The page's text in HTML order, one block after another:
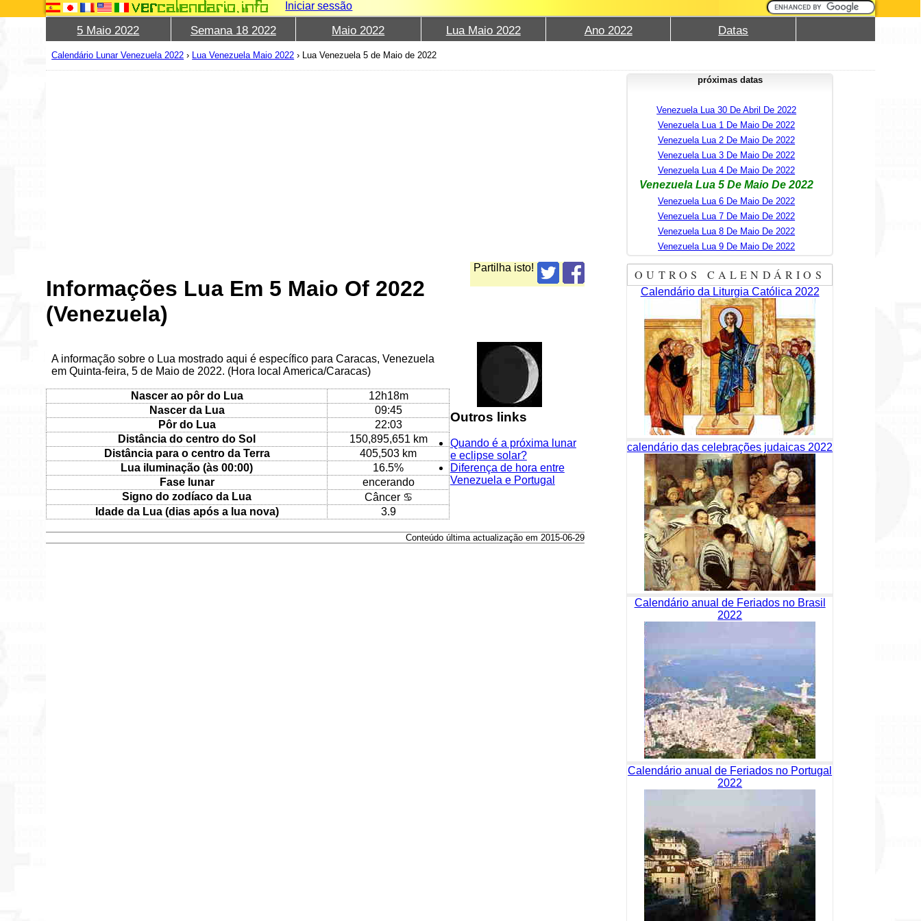
Iniciar sessão
5 Maio 2022 Semana 18 2022 Maio 2022 Lua Maio 2022 Ano 2022 Datas
Calendário Lunar Venezuela 2022 › Lua Venezuela Maio 2022 › Lua Venezuela 5 de Maio de 2022
Partilha isto!
Informações Lua Em 5 Maio Of 2022
(Venezuela)
A informação sobre o Lua mostrado aqui é específico para Caracas, Venezuela
em Quinta-feira, 5 de Maio de 2022. (Hora local America/Caracas)
Nascer ao pôr do Lua
12h18m
Nascer da Lua
09:45
Pôr do Lua
22:03
Distância do centro do Sol
150,895,651 km
Distância para o centro da Terra
405,503 km
Lua iluminação (às 00:00)
16.5%
Fase lunar
encerando
Signo do zodíaco da Lua
Câncer ♋
Idade da Lua (dias após a lua nova)
3.9
Outros links
Quando é a próxima lunar
e eclipse solar?
Diferença de hora entre
Venezuela e Portugal
Conteúdo última actualização em 2015-06-29
próximas datas
Venezuela Lua 30 De Abril De 2022
Venezuela Lua 1 De Maio De 2022
Venezuela Lua 2 De Maio De 2022
Venezuela Lua 3 De Maio De 2022
Venezuela Lua 4 De Maio De 2022
Venezuela Lua 5 De Maio De 2022
Venezuela Lua 6 De Maio De 2022
Venezuela Lua 7 De Maio De 2022
Venezuela Lua 8 De Maio De 2022
Venezuela Lua 9 De Maio De 2022
OUTROS CALENDÁRIOS
Calendário da Liturgia Católica 2022
calendário das celebrações judaicas 2022
Calendário anual de Feriados no Brasil
2022
Calendário anual de Feriados no Portugal
2022